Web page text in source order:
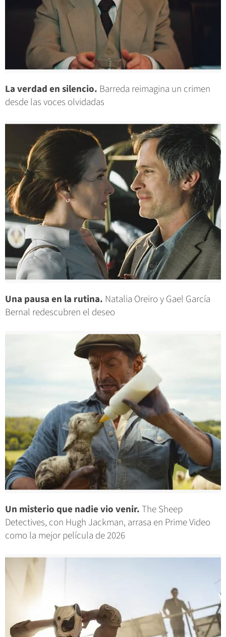
La verdad en silencio. Barreda reimagina un crimen
desde las voces olvidadas
Una pausa en la rutina. Natalia Oreiro y Gael García
Bernal redescubren el deseo
Un misterio que nadie vio venir.The Sheep
Detectives, con Hugh Jackman, arrasa en Prime Video
como la mejor película de 2026